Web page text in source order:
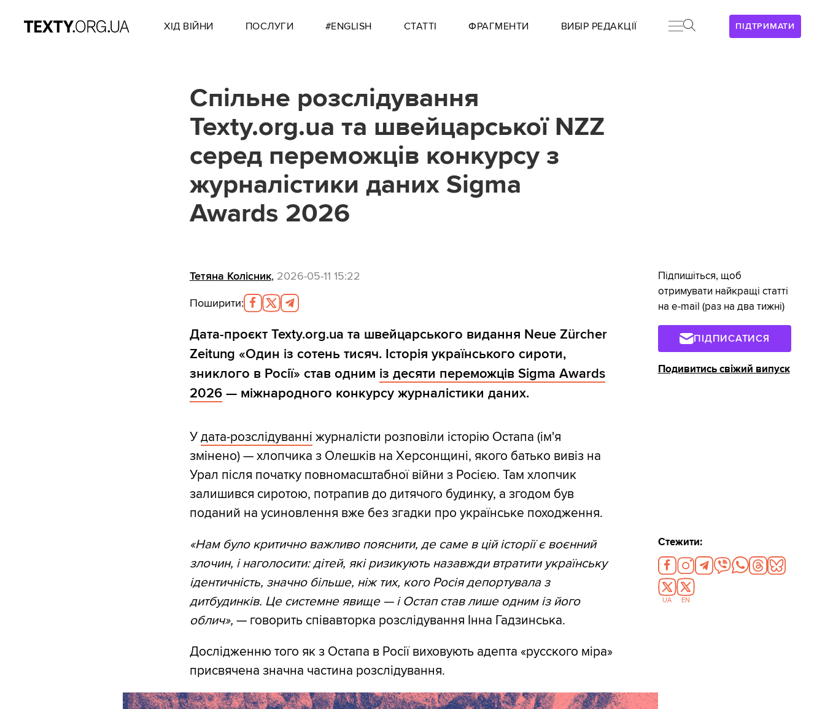
ПІДТРИМАТИ
ХІД ВІЙНИ ПОСЛУГИ #ENGLISH СТАТТІ ФРАГМЕНТИ ВИБІР РЕДАКЦІЇ
Спільне розслідування
Texty.org.ua та швейцарської NZZ
серед переможців конкурсу з
журналістики даних Sigma
Awards 2026
Тетяна Колісник, 2026-05-11 15:22
Поширити:
Дата-проєкт Texty.org.ua та швейцарського видання Neue Zürcher
Zeitung «Один із сотень тисяч. Історія українського сироти,
зниклого в Росії» став одним із десяти переможців Sigma Awards
2026— міжнародного конкурсу журналістики даних.
У дата-розслідуванні журналісти розповіли історію Остапа (ім'я
змінено) — хлопчика з Олешків на Херсонщині, якого батько вивіз на
Урал після початку повномасштабної війни з Росією. Там хлопчик
залишився сиротою, потрапив до дитячого будинку, а згодом був
поданий на усиновлення вже без згадки про українське походження.
«Нам було критично важливо пояснити, де саме в цій історії є воєнний
злочин, і наголосити: дітей, які ризикують назавжди втратити українську
ідентичність, значно більше, ніж тих, кого Росія депортувала з
дитбудинків. Це системне явище — і Остап став лише одним із його
облич», — говорить співавторка розслідування Інна Гадзинська.
Дослідженню того як з Остапа в Росії виховують адепта «русского міра»
присвячена значна частина розслідування.
Підпишіться, щоб
отримувати найкращі статті
на e-mail (раз на два тижні)
ПІДПИСАТИСЯ
Подивитись свіжий випуск
Стежити:
UA EN